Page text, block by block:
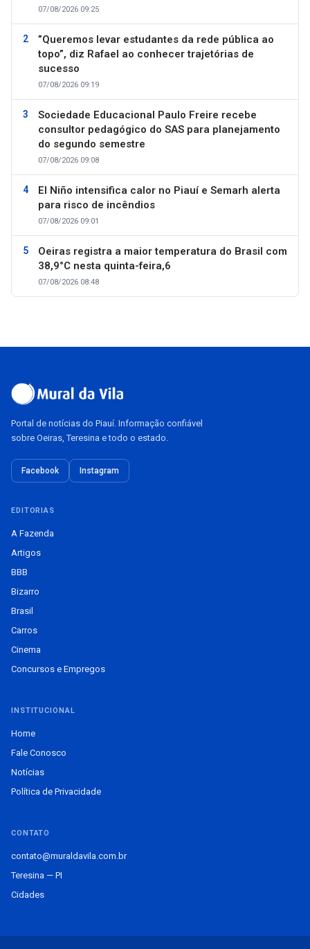
07/08/2026 09:25
”Queremos levar estudantes da rede pública ao
topo”, diz Rafael ao conhecer trajetórias de
sucesso
07/08/2026 09:19
Sociedade Educacional Paulo Freire recebe
consultor pedagógico do SAS para planejamento
do segundo semestre
07/08/2026 09:08
El Niño intensifica calor no Piauí e Semarh alerta
para risco de incêndios
07/08/2026 09:01
Oeiras registra a maior temperatura do Brasil com
38,9°C nesta quinta-feira,6
07/08/2026 08:48
Portal de notícias do Piauí. Informação confiável
sobre Oeiras, Teresina e todo o estado.
Facebook Instagram
EDITORIAS
A Fazenda
Artigos
BBB
Bizarro
Brasil
Carros
Cinema
Concursos e Empregos
INSTITUCIONAL
Home
Fale Conosco
Notícias
Política de Privacidade
CONTATO
contato@muraldavila.com.br
Teresina — PI
Cidades